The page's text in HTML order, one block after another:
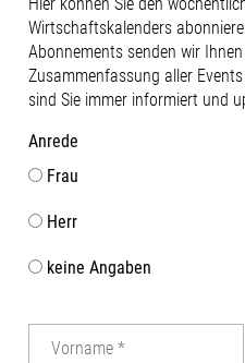
Wirtschaftskalenders
Abonnements senden wir
Zusammenfassung aller
sind Sie immer informiert und
Anrede
Frau
Herr
keine Angaben